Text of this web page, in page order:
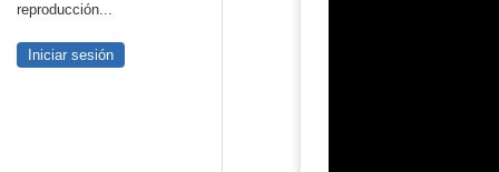
reproducción...
Iniciar sesión